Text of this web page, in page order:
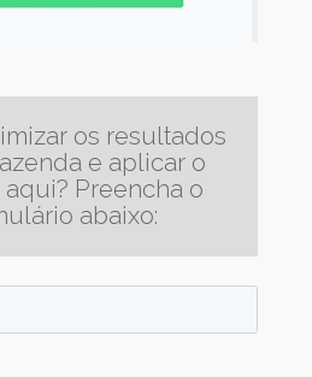
os resultados
e aplicar o
Preencha o
abaixo: